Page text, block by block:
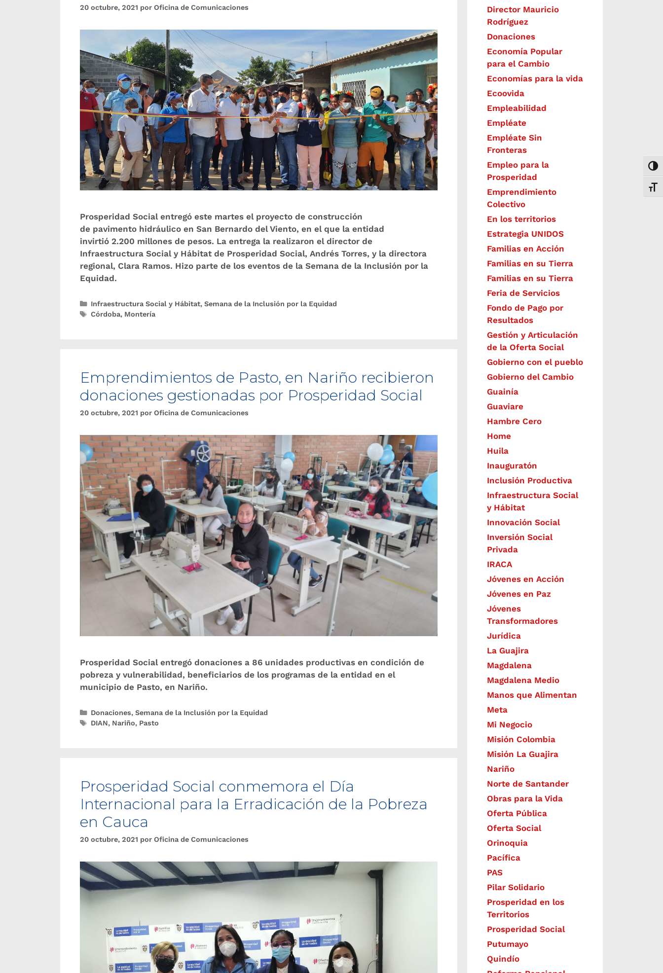
20 octubre, 2021 por Oficina de Comunicaciones
Prosperidad Social entregó este martes el proyecto de construcción
de pavimento hidráulico en San Bernardo del Viento, en el que la entidad
invirtió 2.200 millones de pesos. La entrega la realizaron el director de
Infraestructura Social y Hábitat de Prosperidad Social, Andrés Torres, y la directora
regional, Clara Ramos. Hizo parte de los eventos de la Semana de la Inclusión por la
Equidad.
Infraestructura Social y Hábitat, Semana de la Inclusión por la Equidad
Córdoba, Montería
Emprendimientos de Pasto, en Nariño recibieron
donaciones gestionadas por Prosperidad Social
20 octubre, 2021 por Oficina de Comunicaciones
Prosperidad Social entregó donaciones a 86 unidades productivas en condición de
pobreza y vulnerabilidad, beneficiarios de los programas de la entidad en el
municipio de Pasto, en Nariño.
Donaciones, Semana de la Inclusión por la Equidad
DIAN, Nariño, Pasto
Prosperidad Social conmemora el Día
Internacional para la Erradicación de la Pobreza
en Cauca
20 octubre, 2021 por Oficina de Comunicaciones
Director Mauricio
Rodríguez
Donaciones
Economía Popular
para el Cambio
Economías para la vida
Ecoovida
Empleabilidad
Empléate
Empléate Sin
Fronteras
Empleo para la
Prosperidad
Emprendimiento
Colectivo
En los territorios
Estrategia UNIDOS
Familias en Acción
Familias en su Tierra
Familias en su Tierra
Feria de Servicios
Fondo de Pago por
Resultados
Gestión y Articulación
de la Oferta Social
Gobierno con el pueblo
Gobierno del Cambio
Guainía
Guaviare
Hambre Cero
Home
Huila
Inauguratón
Inclusión Productiva
Infraestructura Social
y Hábitat
​Innovación Social
Inversión Social
Privada
IRACA
Jóvenes en Acción
Jóvenes en Paz
Jóvenes
Transformadores
Jurídica
La Guajira
Magdalena
Magdalena Medio
Manos que Alimentan
Meta
Mi Negocio
Misión Colombia
Misión La Guajira
Nariño
Norte de Santander
Obras para la Vida
Oferta Pública
Oferta Social​​
Orinoquia
Pacífica
PAS
Pilar Solidario
Prosperidad en los
Territorios
Prosperidad Social
Putumayo
Quindío